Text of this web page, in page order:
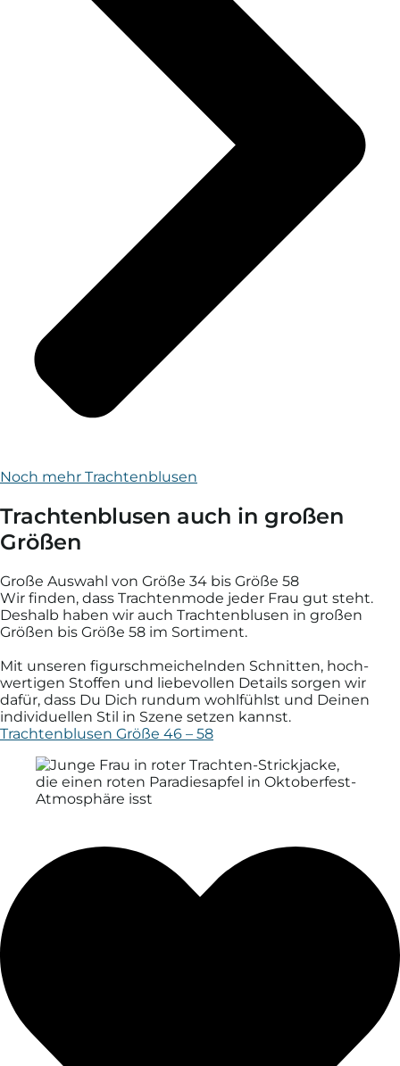
Noch mehr Trachtenblusen
Trachtenblusen auch in großen
Größen
Große Auswahl von Größe 34 bis Größe 58
Wir finden, dass Trachten­mode jeder Frau gut steht.
Deshalb haben wir auch Trachten­blusen in großen
Größen bis Größe 58 im Sorti­ment.
Mit unseren figur­schmeicheln­den Schnitten, hoch­
wertigen Stoffen und liebe­vollen Details sorgen wir
dafür, dass Du Dich rund­um wohl­fühlst und Deinen
indi­viduellen Stil in Szene setzen kannst.
Trachtenblusen Größe 46 – 58